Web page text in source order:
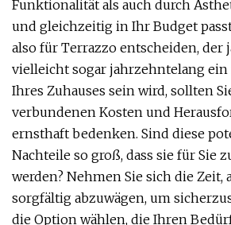
Funktionalität als auch durch
und gleichzeitig in Ihr Budget
also für Terrazzo entscheiden, der
vielleicht sogar jahrzehntelang
Ihres Zuhauses sein wird, sollten
verbundenen Kosten und
ernsthaft bedenken. Sind diese
Nachteile so groß, dass sie für Sie
werden? Nehmen Sie sich die Zeit,
sorgfältig abzuwägen, um
die Option wählen, die Ihren